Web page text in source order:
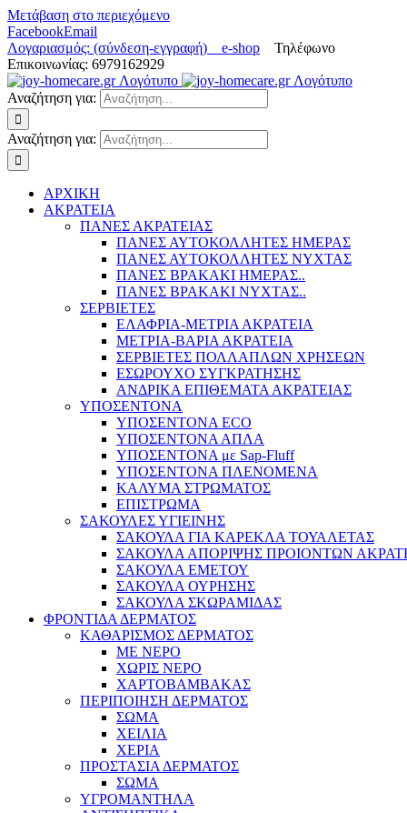
Μετάβαση στο περιεχόμενο
FacebookEmail
Λογαριασμός: (σύνδεση-εγγραφή) e-shop Τηλέφωνο
Επικοινωνίας: 6979162929
Αναζήτηση για:
Αναζήτηση για:
ΑΡΧΙΚΗ
ΑΚΡΑΤΕΙΑ
ΠΑΝΕΣ ΑΚΡΑΤΕΙΑΣ
ΠΑΝΕΣ ΑΥΤΟΚΟΛΛΗΤΕΣ ΗΜΕΡΑΣ
ΠΑΝΕΣ ΑΥΤΟΚΟΛΛΗΤΕΣ ΝΥΧΤΑΣ
ΠΑΝΕΣ ΒΡΑΚΑΚΙ ΗΜΕΡΑΣ..
ΠΑΝΕΣ ΒΡΑΚΑΚΙ ΝΥΧΤΑΣ..
ΣΕΡΒΙΕΤΕΣ
ΕΛΑΦΡΙΑ-ΜΕΤΡΙΑ ΑΚΡΑΤΕΙΑ
ΜΕΤΡΙΑ-ΒΑΡΙΑ ΑΚΡΑΤΕΙΑ
ΣΕΡΒΙΕΤΕΣ ΠΟΛΛΑΠΛΩΝ ΧΡΗΣΕΩΝ
ΕΣΩΡΟΥΧΟ ΣΥΓΚΡΑΤΗΣΗΣ
ΑΝΔΡΙΚΑ ΕΠΙΘΕΜΑΤΑ ΑΚΡΑΤΕΙΑΣ
ΥΠΟΣΕΝΤΟΝΑ
ΥΠΟΣΕΝΤΟΝΑ ECO
ΥΠΟΣΕΝΤΟΝΑ ΑΠΛΑ
ΥΠΟΣΕΝΤΟΝΑ με Sap-Fluff
ΥΠΟΣΕΝΤΟΝΑ ΠΛΕΝΟΜΕΝΑ
ΚΑΛΥΜΑ ΣΤΡΩΜΑΤΟΣ
ΕΠΙΣΤΡΩΜΑ
ΣΑΚΟΥΛΕΣ ΥΓΙΕΙΝΗΣ
ΣΑΚΟΥΛΑ ΓΙΑ ΚΑΡΕΚΛΑ ΤΟΥΑΛΕΤΑΣ
ΣΑΚΟΥΛΑ ΑΠΟΡΙΨΗΣ ΠΡΟΙΟΝΤΩΝ
ΣΑΚΟΥΛΑ ΕΜΕΤΟΥ
ΣΑΚΟΥΛΑ ΟΥΡΗΣΗΣ
ΣΑΚΟΥΛΑ ΣΚΩΡΑΜΙΔΑΣ
ΦΡΟΝΤΙΔΑ ΔΕΡΜΑΤΟΣ
ΚΑΘΑΡΙΣΜΟΣ ΔΕΡΜΑΤΟΣ
ΜΕ ΝΕΡΟ
ΧΩΡΙΣ ΝΕΡΟ
ΧΑΡΤΟΒΑΜΒΑΚΑΣ
ΠΕΡΙΠΟΙΗΣΗ ΔΕΡΜΑΤΟΣ
ΣΩΜΑ
ΧΕΙΛΙΑ
ΧΕΡΙΑ
ΠΡΟΣΤΑΣΙΑ ΔΕΡΜΑΤΟΣ
ΣΩΜΑ
ΥΓΡΟΜΑΝΤΗΛΑ